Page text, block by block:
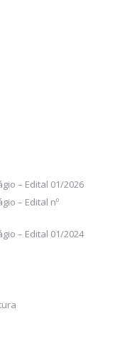
– Edital 01/2026
– Edital nº
– Edital 01/2024